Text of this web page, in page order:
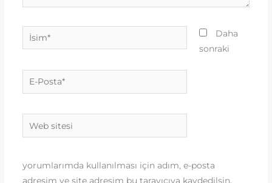
İsim*
E-
Posta*
Web
sitesi
Daha
sonraki
yorumlarımda kullanılması için adım, e-posta
adresim ve site adresim bu tarayıcıya kaydedilsin.